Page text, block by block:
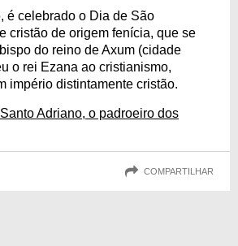
é celebrado o Dia de São
cristão de origem fenícia, que se
do reino de Axum (cidade
o rei Ezana ao cristianismo,
império distintamente cristão.
Adriano, o padroeiro dos
COMPARTILHAR